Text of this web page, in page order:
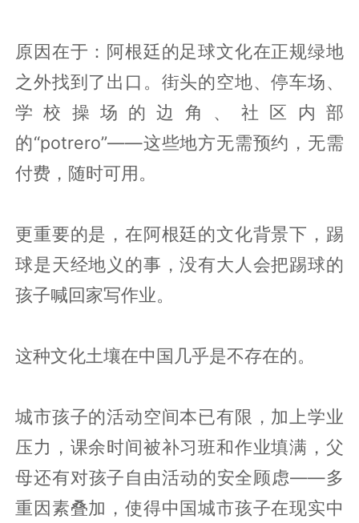
原因在于：阿根廷的足球文化在正规绿地
之外找到了出口。街头的空地、停车场、
学校操场的边角、社区内部
的“potrero”——这些地方无需预约，无需
付费，随时可用。
更重要的是，在阿根廷的文化背景下，踢
球是天经地义的事，没有大人会把踢球的
孩子喊回家写作业。
这种文化土壤在中国几乎是不存在的。
城市孩子的活动空间本已有限，加上学业
压力，课余时间被补习班和作业填满，父
母还有对孩子自由活动的安全顾虑——多
重因素叠加，使得中国城市孩子在现实中